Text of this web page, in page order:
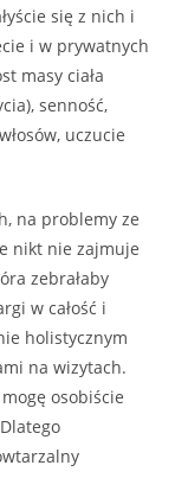
się z nich i
i w prywatnych
masy ciała
senność,
uczucie
na problemy ze
nikt nie zajmuje
zebrałaby
w całość i
holistycznym
na wizytach.
osobiście